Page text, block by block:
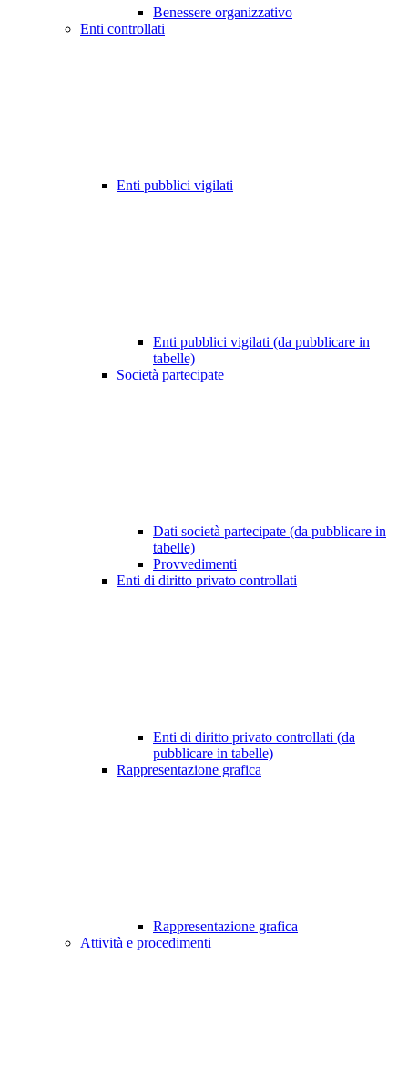
Benessere organizzativo
Enti controllati
Enti pubblici vigilati
Enti pubblici vigilati (da pubblicare in
tabelle)
Società partecipate
Dati società partecipate (da pubblicare in
tabelle)
Provvedimenti
Enti di diritto privato controllati
Enti di diritto privato controllati (da
pubblicare in tabelle)
Rappresentazione grafica
Rappresentazione grafica
Attività e procedimenti